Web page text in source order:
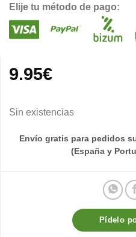
Elije tu método de pago:
9.95€
Sin existencias
Envío gratis para pedidos
(España y
Pídelo